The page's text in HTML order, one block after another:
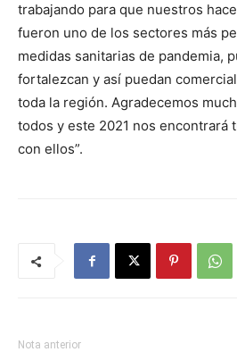
trabajando para que nuestros
fueron uno de los sectores más
medidas sanitarias de pandemia,
fortalezcan y así puedan
toda la región. Agradecemos
todos y este 2021 nos encontrará
con ellos”.
Nota anterior